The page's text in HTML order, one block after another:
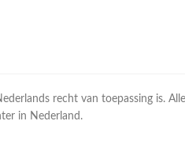
recht van toepassing is.
in Nederland.